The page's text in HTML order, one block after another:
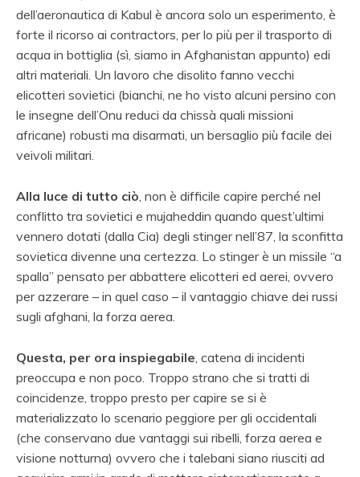
dell’aeronautica di Kabul è ancora solo un esperimento, è
forte il ricorso ai contractors, per lo più per il trasporto di
acqua in bottiglia (sì, siamo in Afghanistan appunto) edi
altri materiali. Un lavoro che disolito fanno vecchi
elicotteri sovietici (bianchi, ne ho visto alcuni persino con
le insegne dell’Onu reduci da chissà quali missioni
africane) robusti ma disarmati, un bersaglio più facile dei
veivoli militari.
Alla luce di tutto ciò , non è difficile capire perché nel
conflitto tra sovietici e mujaheddin quando quest’ultimi
vennero dotati (dalla Cia) degli stinger nell’87, la sconfitta
sovietica divenne una certezza. Lo stinger è un missile “a
spalla” pensato per abbattere elicotteri ed aerei, ovvero
per azzerare – in quel caso – il vantaggio chiave dei russi
sugli afghani, la forza aerea.
Questa, per ora inspiegabile , catena di incidenti
preoccupa e non poco. Troppo strano che si tratti di
coincidenze, troppo presto per capire se si è
materializzato lo scenario peggiore per gli occidentali
(che conservano due vantaggi sui ribelli, forza aerea e
visione notturna) ovvero che i talebani siano riusciti ad